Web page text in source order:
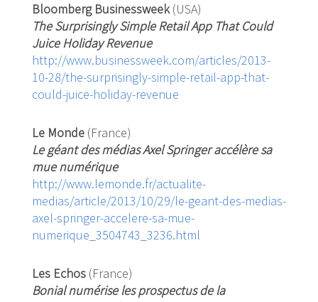
Bloomberg Businessweek(USA)
The Surprisingly Simple Retail App That Could
Juice Holiday Revenue
http://www.businessweek.com/articles/2013-
10-28/the-surprisingly-simple-retail-app-that-
could-juice-holiday-revenue
Le Monde (France)
Le géant des médias Axel Springer accélère sa
mue numérique
http://www.lemonde.fr/actualite-
medias/article/2013/10/29/le-geant-des-medias-
axel-springer-accelere-sa-mue-
numerique_3504743_3236.html
Les Echos (France)
Bonial numérise les prospectus de la